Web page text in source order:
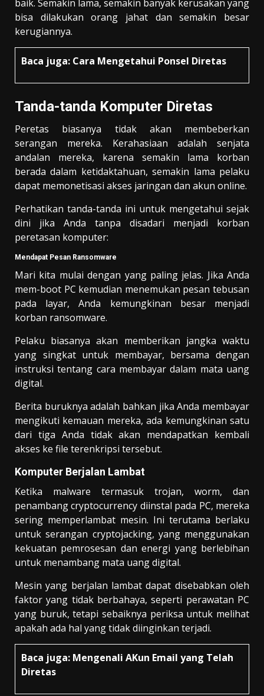
baik. Semakin lama, semakin banyak kerusakan yang
bisa dilakukan orang jahat dan semakin besar
kerugiannya.
Baca juga: Cara Mengetahui Ponsel Diretas
Tanda-tanda Komputer Diretas
Peretas biasanya tidak akan membeberkan
serangan mereka. Kerahasiaan adalah senjata
andalan mereka, karena semakin lama korban
berada dalam ketidaktahuan, semakin lama pelaku
dapat memonetisasi akses jaringan dan akun online.
Perhatikan tanda-tanda ini untuk mengetahui sejak
dini jika Anda tanpa disadari menjadi korban
peretasan komputer:
Mendapat Pesan Ransomware
Mari kita mulai dengan yang paling jelas. Jika Anda
mem-boot PC kemudian menemukan pesan tebusan
pada layar, Anda kemungkinan besar menjadi
korban ransomware.
Pelaku biasanya akan memberikan jangka waktu
yang singkat untuk membayar, bersama dengan
instruksi tentang cara membayar dalam mata uang
digital.
Berita buruknya adalah bahkan jika Anda membayar
mengikuti kemauan mereka, ada kemungkinan satu
dari tiga Anda tidak akan mendapatkan kembali
akses ke file terenkripsi tersebut.
Komputer Berjalan Lambat
Ketika malware termasuk trojan, worm, dan
penambang cryptocurrency diinstal pada PC, mereka
sering memperlambat mesin. Ini terutama berlaku
untuk serangan cryptojacking, yang menggunakan
kekuatan pemrosesan dan energi yang berlebihan
untuk menambang mata uang digital.
Mesin yang berjalan lambat dapat disebabkan oleh
faktor yang tidak berbahaya, seperti perawatan PC
yang buruk, tetapi sebaiknya periksa untuk melihat
apakah ada hal yang tidak diinginkan terjadi.
Baca juga: Mengenali AKun Email yang Telah
Diretas